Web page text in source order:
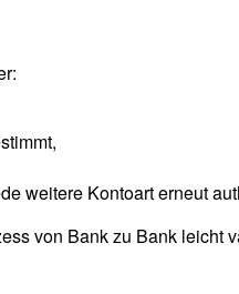
weitere Kontoart erneut
von Bank zu Bank leicht